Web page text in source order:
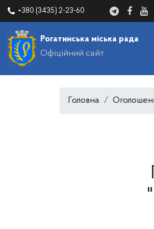
+380 (3435) 2-23-60
Рогатинська міська рада
Офіційний сайт
Головна